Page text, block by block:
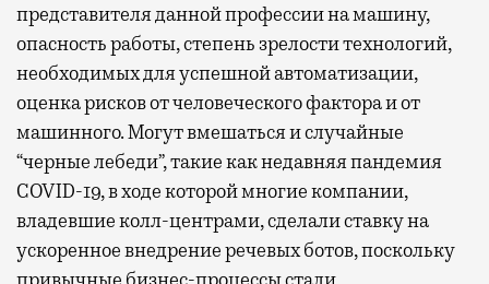
представителя данной профессии на машину,
опасность работы, степень зрелости технологий,
необходимых для успешной автоматизации,
оценка рисков от человеческого фактора и от
машинного. Могут вмешаться и случайные
“черные лебеди”, такие как недавняя пандемия
COVID-19, в ходе которой многие компании,
владевшие колл-центрами, сделали ставку на
ускоренное внедрение речевых ботов, поскольку